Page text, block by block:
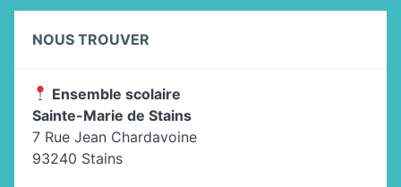
NOUS TROUVER
Ensemble scolaire
Sainte-Marie de Stains
7 Rue Jean Chardavoine
93240 Stains